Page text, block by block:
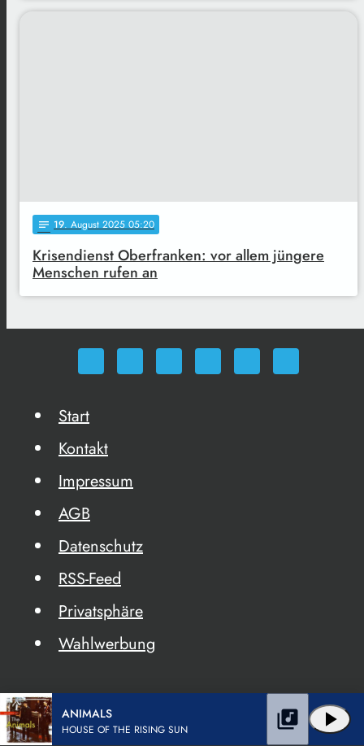
notes 19. August 2025 05:20
Krisendienst Oberfranken: vor allem jüngere
Menschen rufen an
Start
Kontakt
Impressum
AGB
Datenschutz
RSS-Feed
Privatsphäre
Wahlwerbung
ANIMALS
HOUSE OF THE RISING SUN play_arrow
library_music